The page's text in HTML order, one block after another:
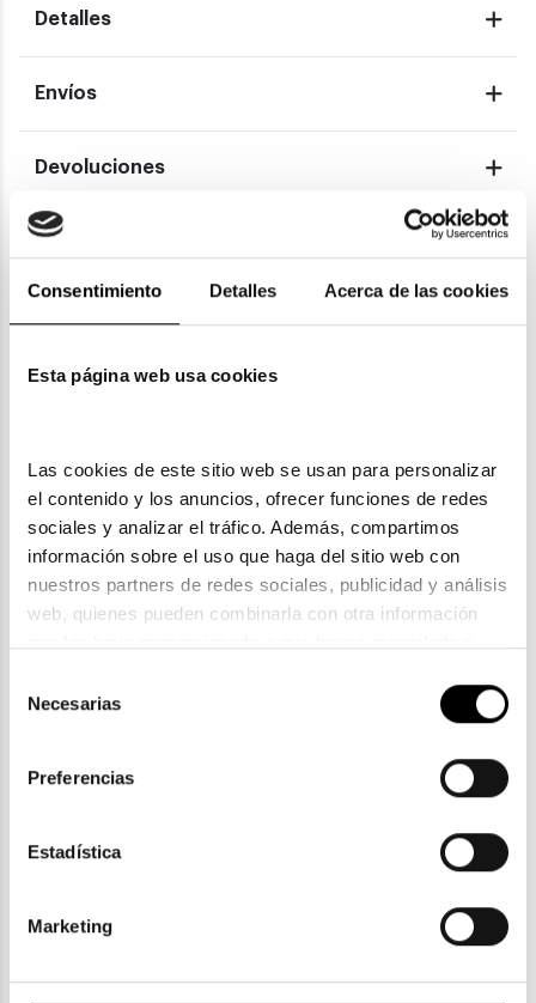
Consentimiento Detalles Acerca de las cookies
Esta página web usa cookies
Las cookies de este sitio web se usan para personalizar
el contenido y los anuncios, ofrecer funciones de redes
sociales y analizar el tráfico. Además, compartimos
información sobre el uso que haga del sitio web con
nuestros partners de redes sociales, publicidad y análisis
web, quienes pueden combinarla con otra información
la política de privacidad en el siguiente
. Consulta
Necesarias
Preferencias
Estadística
Marketing
Detalles
Envíos
Devoluciones
Garantías
Scalpers
77,55€ 62,04€
Gratuitas a partir de 30€